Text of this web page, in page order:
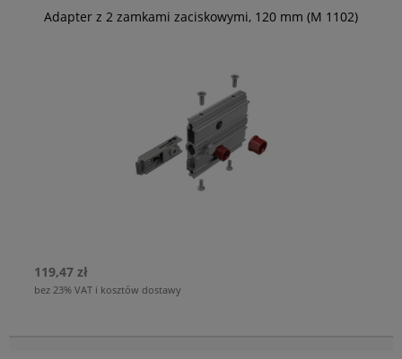
Adapter z 2 zamkami zaciskowymi, 120 mm (M 1102)
119,47 zł
bez 23% VAT i kosztów dostawy